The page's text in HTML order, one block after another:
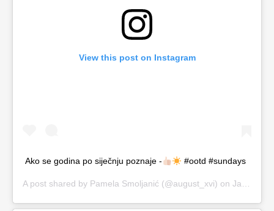
View this post on Instagram
Ako se godina po siječnju poznaje - #ootd #sundays
A post shared by Pamela Smoljanić (@august_xvi) on Jan 5, 2020 at 7:31am PST